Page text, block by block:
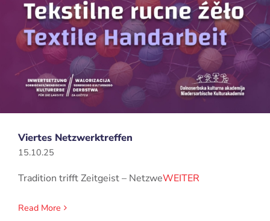
Viertes Netzwerktreffen
15.10.25
Tradition trifft Zeitgeist – NetzweWEITER
Read More